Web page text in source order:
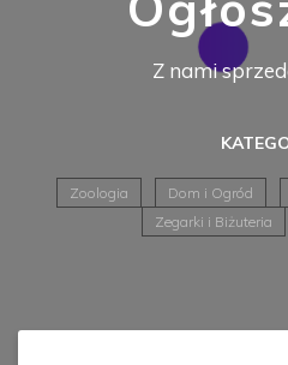
Z nami
Zoologia Dom i Ogród
Zegarki i Biżuteria